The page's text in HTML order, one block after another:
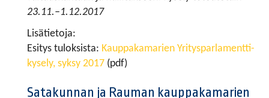
23.11.–1.12.2017
Lisätietoja:
Esitys tuloksista: Kauppakamarien Yritysparlamentti-
kysely, syksy 2017 (pdf)
Satakunnan ja Rauman kauppakamarien